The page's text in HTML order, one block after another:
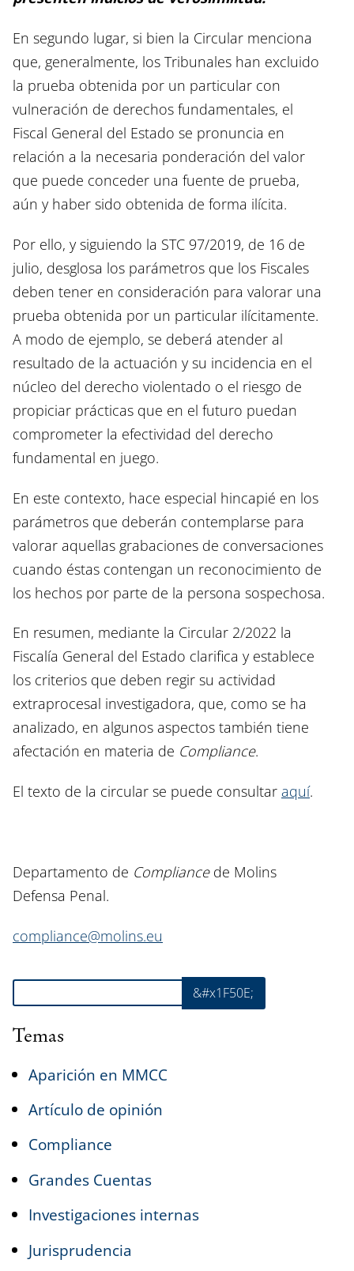
En segundo lugar, si bien la Circular menciona
que, generalmente, los Tribunales han excluido
la prueba obtenida por un particular con
vulneración de derechos fundamentales, el
Fiscal General del Estado se pronuncia en
relación a la necesaria ponderación del valor
que puede conceder una fuente de prueba,
aún y haber sido obtenida de forma ilícita.
Por ello, y siguiendo la STC 97/2019, de 16 de
julio, desglosa los parámetros que los Fiscales
deben tener en consideración para valorar una
prueba obtenida por un particular ilícitamente.
A modo de ejemplo, se deberá atender al
resultado de la actuación y su incidencia en el
núcleo del derecho violentado o el riesgo de
propiciar prácticas que en el futuro puedan
comprometer la efectividad del derecho
fundamental en juego.
En este contexto, hace especial hincapié en los
parámetros que deberán contemplarse para
valorar aquellas grabaciones de conversaciones
cuando éstas contengan un reconocimiento de
los hechos por parte de la persona sospechosa.
En resumen, mediante la Circular 2/2022 la
Fiscalía General del Estado clarifica y establece
los criterios que deben regir su actividad
extraprocesal investigadora, que, como se ha
analizado, en algunos aspectos también tiene
afectación en materia de Compliance.
El texto de la circular se puede consultar aquí.
Departamento de Compliancede Molins
Defensa Penal.
compliance@molins.eu
Buscar &#x1F50E;
Temas
Aparición en MMCC
Artículo de opinión
Compliance
Grandes Cuentas
Investigaciones internas
Jurisprudencia